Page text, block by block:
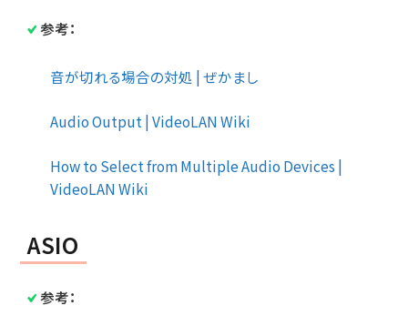
参考：
音が切れる場合の対処 | ぜかまし
Audio Output | VideoLAN Wiki
How to Select from Multiple Audio Devices |
VideoLAN Wiki
ASIO
参考：